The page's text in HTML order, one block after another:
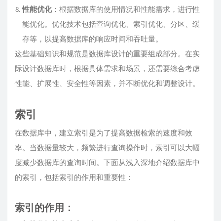
性能优化：根据数据库的使用情况和性能需求，进行性
能优化。优化技术包括查询优化、索引优化、分区、缓
存等，以提高数据库的响应时间和吞吐量。
这些基础知识和规范是数据库设计的重要组成部分。在实
际设计数据库时，根据具体需求和场景，还需要综合考虑
性能、扩展性、安全性等因素，并不断优化和调整设计。
索引
在数据库中，建立索引是为了提高数据检索的速度和效
率。当数据量较大，频繁进行查询操作时，索引可以大幅
度减少数据库的查询时间。下面从浅入深地介绍数据库中
的索引，包括索引的作用和重要性：
索引的作用：